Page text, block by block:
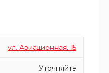
ул. Авиационная, 15
Уточняйте